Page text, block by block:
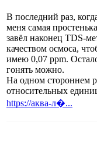
В последний раз,
меня самая
завёл наконец TDS-
качеством осмоса,
имею 0,07 ppm.
гонять можно.
На одном стороннем
относительных
https://аква-л�...